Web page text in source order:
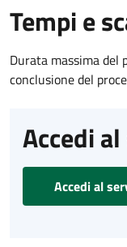
Tempi e
Durata massima del
conclusione del
Accedi
Accedi al